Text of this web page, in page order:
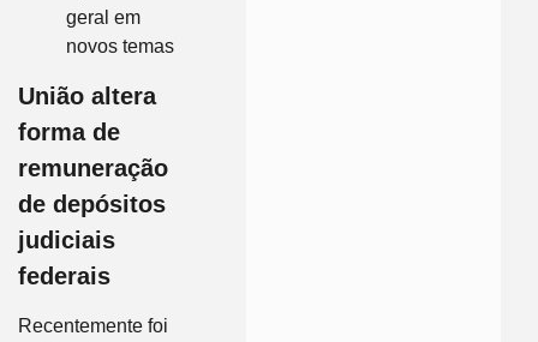
geral em
novos temas
União altera
forma de
remuneração
de depósitos
judiciais
federais
Recentemente foi